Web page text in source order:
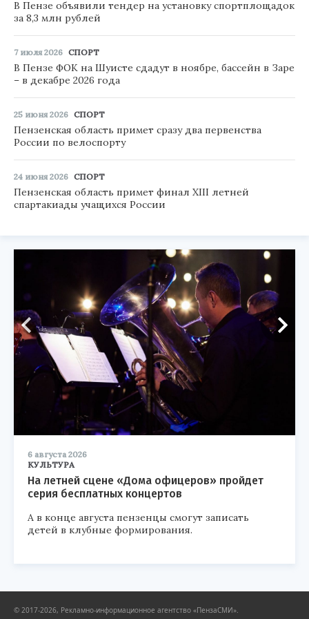
В Пензе объявили тендер на установку спортплощадок
за 8,3 млн рублей
7 июля 2026 СПОРТ
В Пензе ФОК на Шуисте сдадут в ноябре, бассейн в Заре
– в декабре 2026 года
25 июня 2026 СПОРТ
Пензенская область примет сразу два первенства
России по велоспорту
24 июня 2026 СПОРТ
Пензенская область примет финал XIII летней
спартакиады учащихся России
6 августа 2026
КУЛЬТУРА
На летней сцене «Дома офицеров» пройдет
серия бесплатных концертов
А в конце августа пензенцы смогут записать
детей в клубные формирования.
© 2017-2026, Рекламно-информационное агентство «ПензаСМИ».